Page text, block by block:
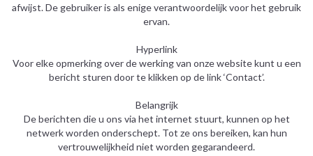
afwijst. De gebruiker is als enige verantwoordelijk voor het gebruik
ervan.
Hyperlink
Voor elke opmerking over de werking van onze website kunt u een
bericht sturen door te klikken op de link ‘Contact’.
Belangrijk
De berichten die u ons via het internet stuurt, kunnen op het
netwerk worden onderschept. Tot ze ons bereiken, kan hun
vertrouwelijkheid niet worden gegarandeerd.